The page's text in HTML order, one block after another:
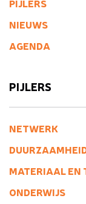
PIJLERS
NIEUWS
AGENDA
PIJLERS
NETWERK
MATERIAAL EN
ONDERWIJS